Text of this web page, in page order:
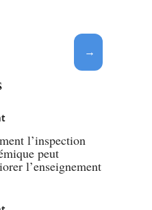
l’inspection
peut
l’enseignement